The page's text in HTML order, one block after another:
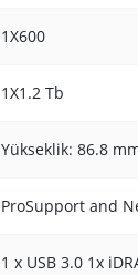
1X600
1X1.2 Tb
Yükseklik: 86.8
ProSupport and
1 x USB 3.0 1x